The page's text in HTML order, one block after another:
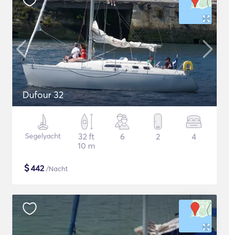
Dufour 32
Segelyacht
32 ft
10 m
6 2 4
$442/Nacht